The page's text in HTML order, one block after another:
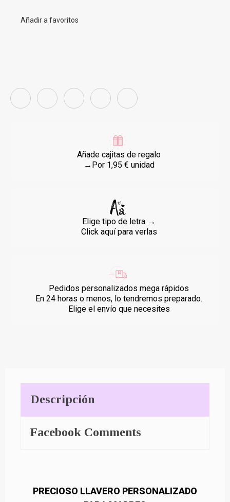
Añadir a favoritos
Añade cajitas de regalo
→Por 1,95 € unidad
Elige tipo de letra →
Click aquí para verlas
Pedidos personalizados mega rápidos
En 24 horas o menos, lo tendremos preparado.
Elige el envío que necesites
Descripción
Facebook Comments
PRECIOSO LLAVERO PERSONALIZADO